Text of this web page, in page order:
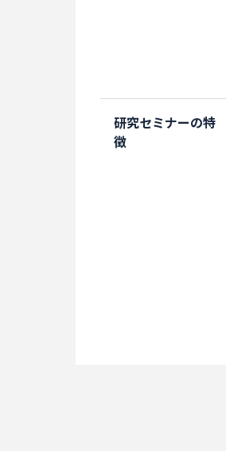
研究セミナーの特
徴